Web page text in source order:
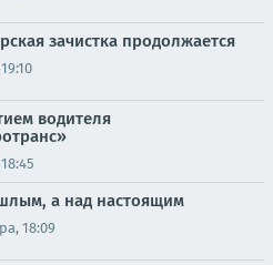
зачистка продолжается
водителя
а над настоящим
18:09